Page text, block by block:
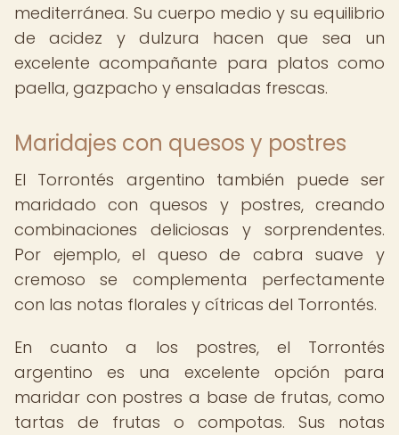
mediterránea. Su cuerpo medio y su equilibrio
de acidez y dulzura hacen que sea un
excelente acompañante para platos como
paella, gazpacho y ensaladas frescas.
Maridajes con quesos y postres
El Torrontés argentino también puede ser
maridado con quesos y postres, creando
combinaciones deliciosas y sorprendentes.
Por ejemplo, el queso de cabra suave y
cremoso se complementa perfectamente
con las notas florales y cítricas del Torrontés.
En cuanto a los postres, el Torrontés
argentino es una excelente opción para
maridar con postres a base de frutas, como
tartas de frutas o compotas. Sus notas